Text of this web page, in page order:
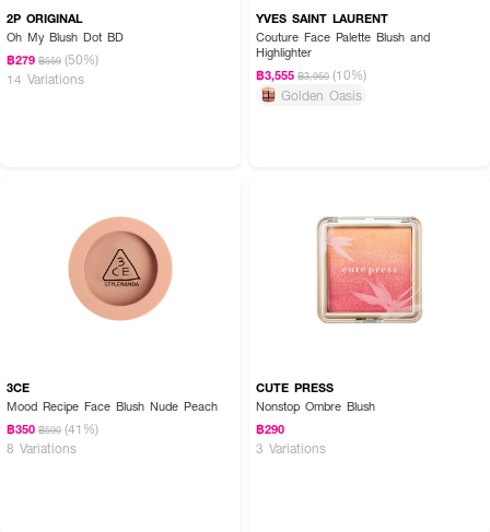
2P ORIGINAL
Oh My Blush Dot BD
฿279 ฿559 (50%)
14 Variations
YVES SAINT LAURENT
Couture Face Palette Blush and
Highlighter
฿3,555 ฿3,950 (10%)
Golden Oasis
3CE
Mood Recipe Face Blush Nude Peach
฿350 ฿590 (41%)
8 Variations
CUTE PRESS
Nonstop Ombre Blush
฿290
3 Variations